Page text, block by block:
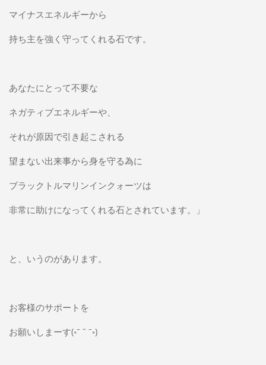
マイナスエネルギーから
持ち主を強く守ってくれる石です。
あなたにとって不要な
ネガティブエネルギーや、
それが原因で引き起こされる
望まない出来事から身を守る為に
ブラックトルマリンインクォーツは
非常に助けになってくれる石とされています。」
と、いうのがあります。
お客様のサポートを
お願いしまーす(◦ˉ ˘ ˉ◦)